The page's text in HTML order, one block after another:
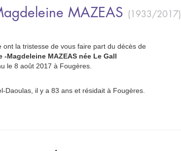
MAZEAS (1933/2017)
ont la tristesse de vous faire part du décès de
-Magdeleine MAZEAS née Le Gall
le 8 août 2017 à Fougères.
Daoulas, il y a 83 ans et résidait à Fougères.